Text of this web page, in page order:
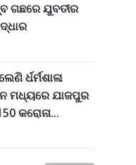
ଗଛରେ ଯୁବତୀର
ର୍ଧର୍ମଶାଳା
ମଧ୍ୟରେ ଯାଜପୁର
କରୋନା...